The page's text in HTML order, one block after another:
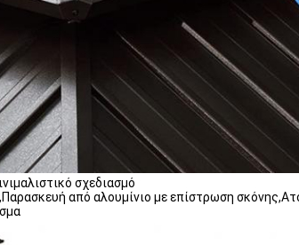
σχεδιασμό
από αλουμίνιο με επίστρωση